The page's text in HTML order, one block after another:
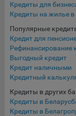
Matomo — это
myfin.by.
Адрес: ООО
Дзержинского,
Пиксель VK
рекламу на
Адрес: ООО
проспект, д. 39,
Кредиты для
Кредиты на жилье
Популярные
Кредит для
Рефинансирование
Выгодный кредит
Кредит наличными
Кредитный
Кредиты в других
Кредиты в
Кредиты в